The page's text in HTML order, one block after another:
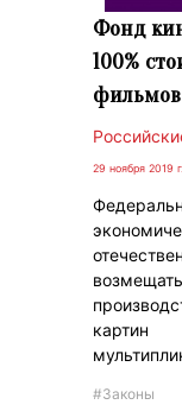
Фонд
100%
29 ноября 2019
картин
#Законы